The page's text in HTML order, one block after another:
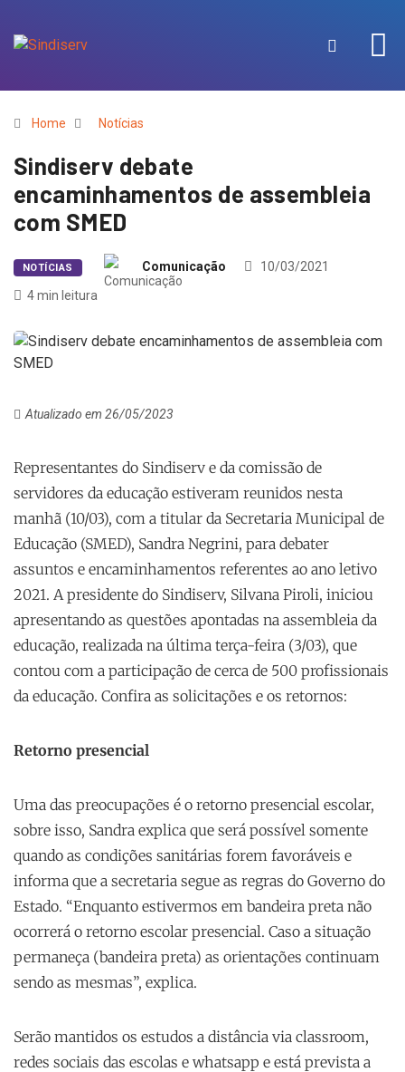
Home Notícias
Sindiserv debate
encaminhamentos de assembleia
com SMED
NOTÍCIAS Comunicação
10/03/2021
4 min leitura
Atualizado em 26/05/2023
Representantes do Sindiserv e da comissão de
servidores da educação estiveram reunidos nesta
manhã (10/03), com a titular da Secretaria Municipal de
Educação (SMED), Sandra Negrini, para debater
assuntos e encaminhamentos referentes ao ano letivo
2021. A presidente do Sindiserv, Silvana Piroli, iniciou
apresentando as questões apontadas na assembleia da
educação, realizada na última terça-feira (3/03), que
contou com a participação de cerca de 500 profissionais
da educação. Confira as solicitações e os retornos:
Retorno presencial
Uma das preocupações é o retorno presencial escolar,
sobre isso, Sandra explica que será possível somente
quando as condições sanitárias forem favoráveis e
informa que a secretaria segue as regras do Governo do
Estado. “Enquanto estivermos em bandeira preta não
ocorrerá o retorno escolar presencial. Caso a situação
permaneça (bandeira preta) as orientações continuam
sendo as mesmas”, explica.
Serão mantidos os estudos a distância via classroom,
redes sociais das escolas e whatsapp e está prevista a